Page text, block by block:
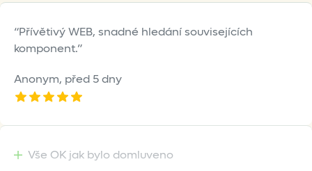
Přívětivý WEB, snadné hledání souvisejících
komponent.
Anonym, před 5 dny
Vše OK jak bylo domluveno